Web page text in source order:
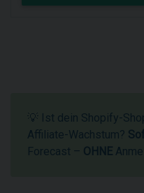
💡 Ist dein Shopify-
Affiliate-Wachstum?
Forecast – OHNE